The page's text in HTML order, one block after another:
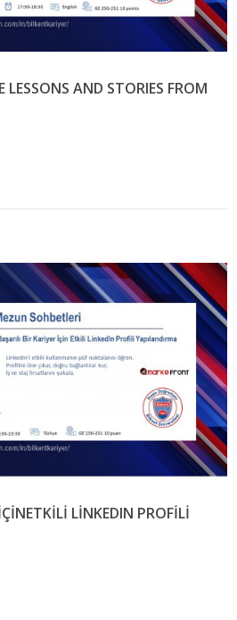
LESSONS AND STORIES FROM
LİNKEDIN PROFİLİ